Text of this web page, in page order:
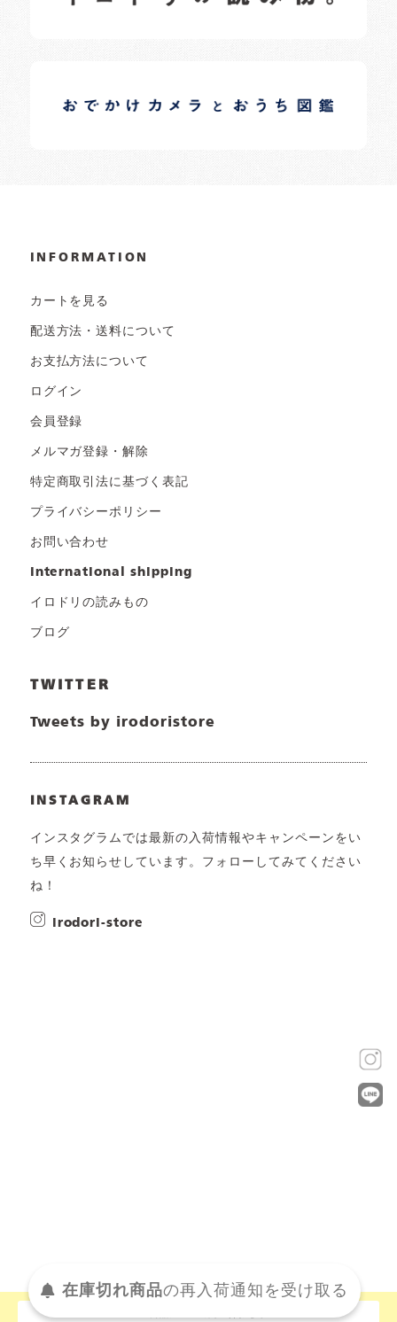
日常の様子など随時更新中です。
INFORMATION
カートを見る
配送方法・送料について
お支払方法について
ログイン
会員登録
メルマガ登録・解除
特定商取引法に基づく表記
プライバシーポリシー
お問い合わせ
international shipping
イロドリの読みもの
ブログ
TWITTER
Tweets by irodoristore
INSTAGRAM
インスタグラムでは最新の入荷情報やキャンペーンをい
ち早くお知らせしています。フォローしてみてください
ね！
irodori-store
在庫切れ商品の再入荷通知を 受け取る